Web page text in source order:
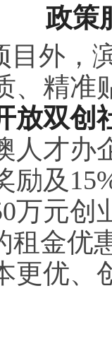
政策
目外，
、精准
放双创
人才
励及
万元创
租金优
更优、